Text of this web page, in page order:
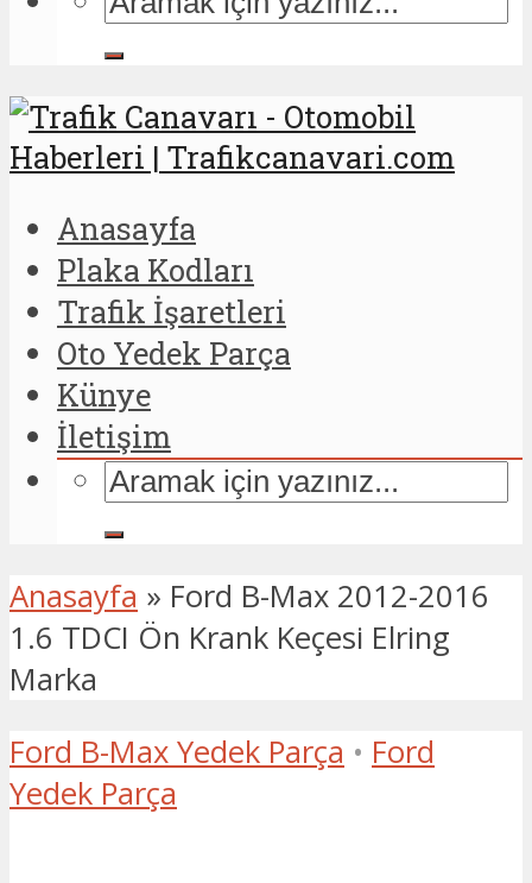
Anasayfa
Plaka Kodları
Trafik İşaretleri
Oto Yedek Parça
Künye
İletişim
Anasayfa » Ford B-Max 2012-2016
1.6 TDCI Ön Krank Keçesi Elring
Marka
Ford B-Max Yedek Parça • Ford
Yedek Parça